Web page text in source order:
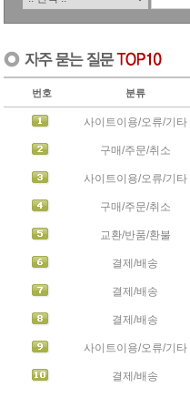
번호 분류
사이트이용/오류/기타
구매/주문/취소
사이트이용/오류/기타
구매/주문/취소
교환/반품/환불
결제/배송
결제/배송
결제/배송
사이트이용/오류/기타
결제/배송